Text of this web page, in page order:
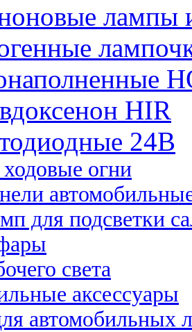
лампы
HIR
24B
огни
для подсветки
света
аксессуары
автомобильных